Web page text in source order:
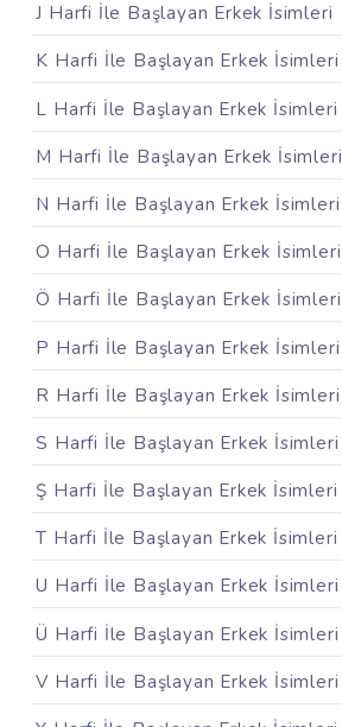
J Harfi İle Başlayan Erkek İsimleri
K Harfi İle Başlayan Erkek İsimleri
L Harfi İle Başlayan Erkek İsimleri
M Harfi İle Başlayan Erkek İsimleri
N Harfi İle Başlayan Erkek İsimleri
O Harfi İle Başlayan Erkek İsimleri
Ö Harfi İle Başlayan Erkek İsimleri
P Harfi İle Başlayan Erkek İsimleri
R Harfi İle Başlayan Erkek İsimleri
S Harfi İle Başlayan Erkek İsimleri
Ş Harfi İle Başlayan Erkek İsimleri
T Harfi İle Başlayan Erkek İsimleri
U Harfi İle Başlayan Erkek İsimleri
Ü Harfi İle Başlayan Erkek İsimleri
V Harfi İle Başlayan Erkek İsimleri